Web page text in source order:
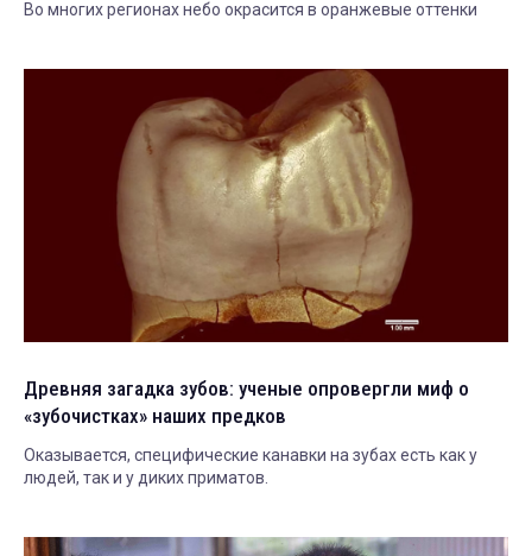
Во многих регионах небо окрасится в оранжевые оттенки
Древняя загадка зубов: ученые опровергли миф о
«зубочистках» наших предков
Оказывается, специфические канавки на зубах есть как у
людей, так и у диких приматов.